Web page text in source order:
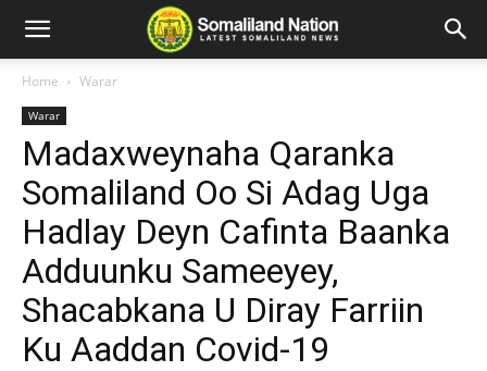
Home Warar
Warar
Madaxweynaha Qaranka
Somaliland Oo Si Adag Uga
Hadlay Deyn Cafinta Baanka
Adduunku Sameeyey,
Shacabkana U Diray Farriin
Ku Aaddan Covid-19